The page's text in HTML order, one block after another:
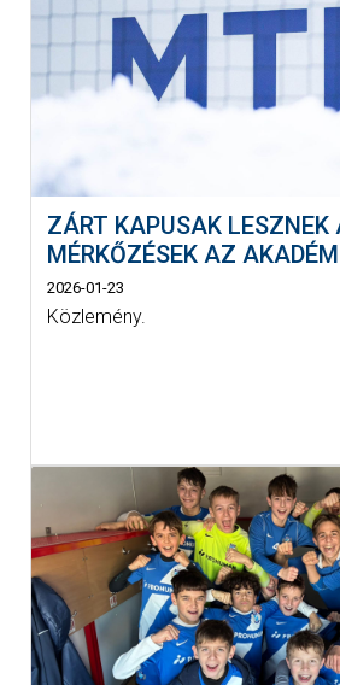
ZÁRT KAPUSAK LESZNEK
MÉRKŐZÉSEK AZ
2026-01-23
Közlemény.